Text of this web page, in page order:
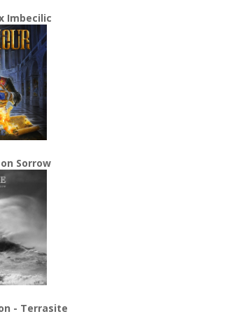
Imbecilic
Sorrow
- Terrasite